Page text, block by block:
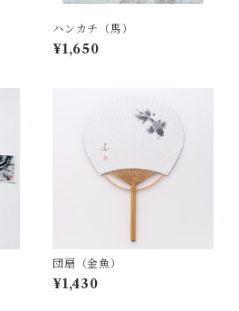
ハンカチ（馬）
¥1,650
団扇（金魚）
¥1,430